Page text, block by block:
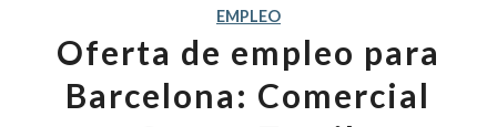
EMPLEO
Oferta de empleo para
Barcelona: Comercial